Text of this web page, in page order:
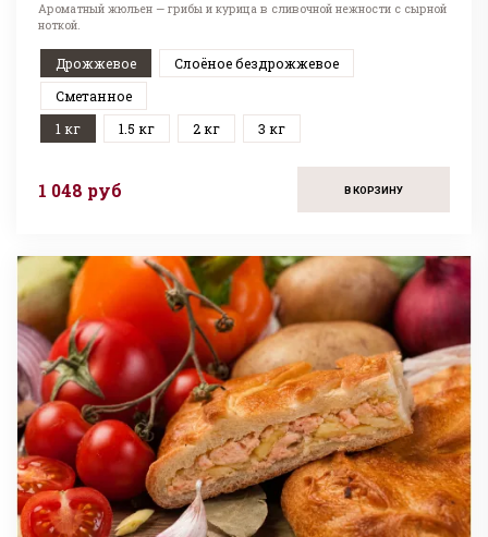
Ароматный жюльен — грибы и курица в сливочной нежности с сырной
ноткой.
Дрожжевое
Слоёное бездрожжевое
Сметанное
1 кг
1.5 кг 2 кг 3 кг
1 048 руб В КОРЗИНУ